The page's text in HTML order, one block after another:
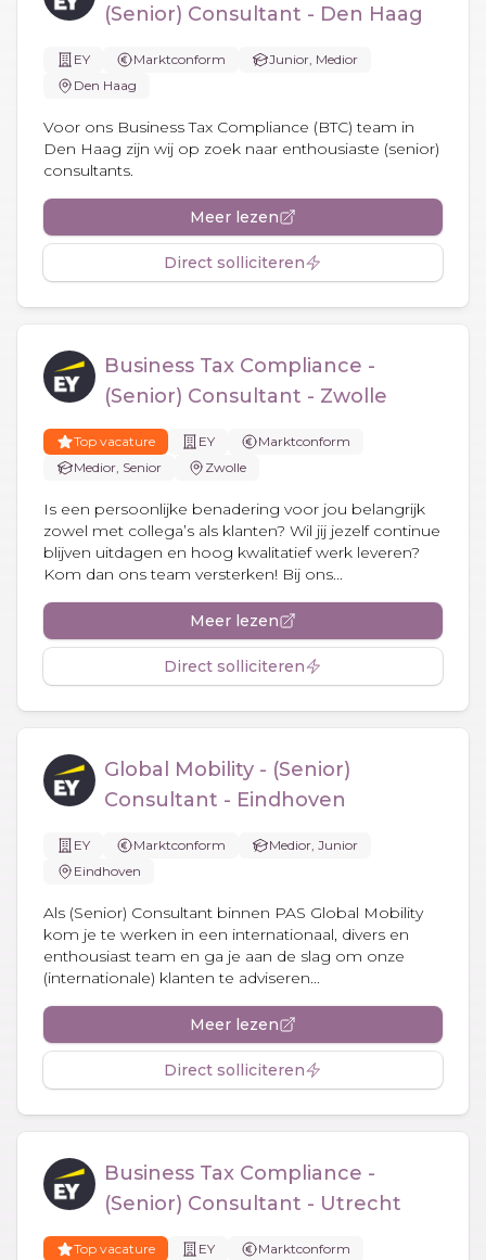
(Senior) Consultant - Den Haag
EY Marktconform
Junior, Medior
Den Haag
Voor ons Business Tax Compliance (BTC) team in
Den Haag zijn wij op zoek naar enthousiaste (senior)
consultants.
Meer lezen
Direct solliciteren
Business Tax Compliance -
(Senior) Consultant - Zwolle
Top vacature EY
Marktconform
Medior, Senior
Zwolle
Is een persoonlijke benadering voor jou belangrijk
zowel met collega’s als klanten? Wil jij jezelf continue
blijven uitdagen en hoog kwalitatief werk leveren?
Kom dan ons team versterken! Bij ons...
Meer lezen
Direct solliciteren
Global Mobility - (Senior)
Consultant - Eindhoven
EY Marktconform
Medior, Junior
Eindhoven
Als (Senior) Consultant binnen PAS Global Mobility
kom je te werken in een internationaal, divers en
enthousiast team en ga je aan de slag om onze
(internationale) klanten te adviseren...
Meer lezen
Direct solliciteren
Business Tax Compliance -
(Senior) Consultant - Utrecht
Top vacature EY Marktconform